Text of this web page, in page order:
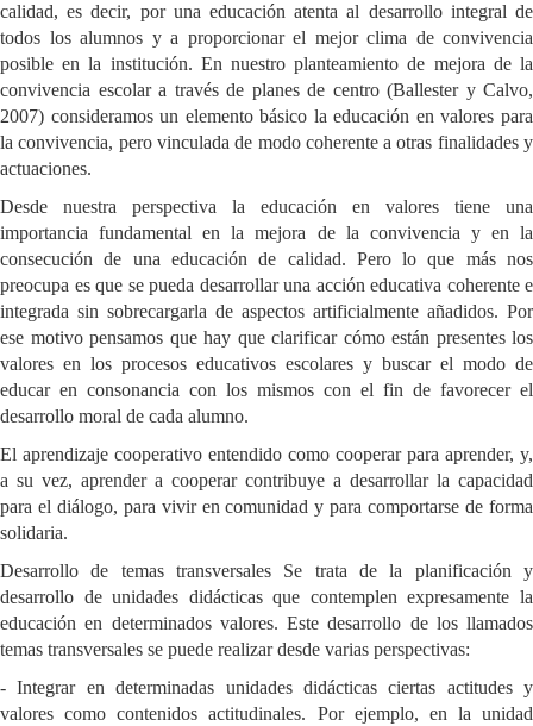
calidad, es decir, por una educación atenta al desarrollo integral de
todos los alumnos y a proporcionar el mejor clima de convivencia
posible en la institución. En nuestro planteamiento de mejora de la
convivencia escolar a través de planes de centro (Ballester y Calvo,
2007) consideramos un elemento básico la educación en valores para
la convivencia, pero vinculada de modo coherente a otras finalidades y
actuaciones.
Desde nuestra perspectiva la educación en valores tiene una
importancia fundamental en la mejora de la convivencia y en la
consecución de una educación de calidad. Pero lo que más nos
preocupa es que se pueda desarrollar una acción educativa coherente e
integrada sin sobrecargarla de aspectos artificialmente añadidos. Por
ese motivo pensamos que hay que clarificar cómo están presentes los
valores en los procesos educativos escolares y buscar el modo de
educar en consonancia con los mismos con el fin de favorecer el
desarrollo moral de cada alumno.
El aprendizaje cooperativo entendido como cooperar para aprender, y,
a su vez, aprender a cooperar contribuye a desarrollar la capacidad
para el diálogo, para vivir en comunidad y para comportarse de forma
solidaria.
Desarrollo de temas transversales Se trata de la planificación y
desarrollo de unidades didácticas que contemplen expresamente la
educación en determinados valores. Este desarrollo de los llamados
temas transversales se puede realizar desde varias perspectivas:
- Integrar en determinadas unidades didácticas ciertas actitudes y
valores como contenidos actitudinales. Por ejemplo, en la unidad